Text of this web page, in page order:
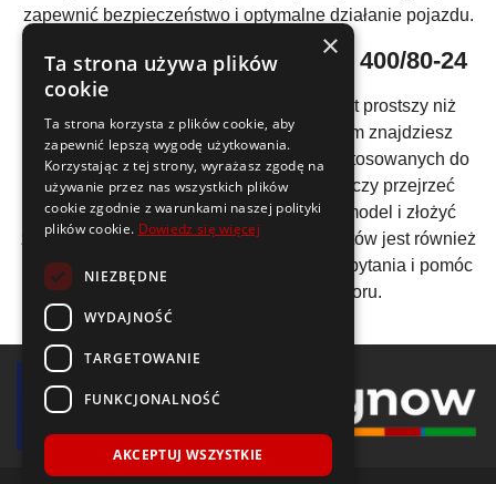
zapewnić bezpieczeństwo i optymalne działanie pojazdu.
Jak kupić opony w rozmiarze 400/80-24
jest prostszy niż
myślisz! W naszym sklepie internetowym znajdziesz
szeroką ofertę opon w tym rozmiarze, dostosowanych do
różnych potrzeb i użytkowników. Wystarczy przejrzeć
nasze propozycje, wybrać odpowiedni model i złożyć
zamówienie online. Nasz zespół specjalistów jest również
dostępny, aby odpowiedzieć na wszelkie pytania i pomóc
w dokonaniu najlepszego wyboru.
×
Ta strona używa plików
cookie
Ta strona korzysta z plików cookie, aby
zapewnić lepszą wygodę użytkowania.
Korzystając z tej strony, wyrażasz zgodę na
używanie przez nas wszystkich plików
cookie zgodnie z warunkami naszej polityki
plików cookie. Dowiedz się więcej
NIEZBĘDNE
WYDAJNOŚĆ
TARGETOWANIE
FUNKCJONALNOŚĆ
AKCEPTUJ WSZYSTKIE